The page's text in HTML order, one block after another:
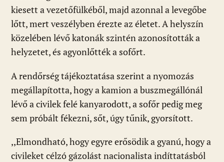
kiesett a vezetőfülkéből, majd azonnal a levegőbe
lőtt, mert veszélyben érezte az életet. A helyszín
közelében lévő katonák szintén azonosították a
helyzetet, és agyonlőtték a sofőrt.
A rendőrség tájékoztatása szerint a nyomozás
megállapította, hogy a kamion a buszmegállónál
lévő a civilek felé kanyarodott, a sofőr pedig meg
sem próbált fékezni, sőt, úgy tűnik, gyorsított.
,,Elmondható, hogy egyre erősödik a gyanú, hogy a
civileket célzó gázolást nacionalista indíttatásból